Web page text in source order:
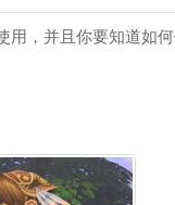
，并且你要知道如